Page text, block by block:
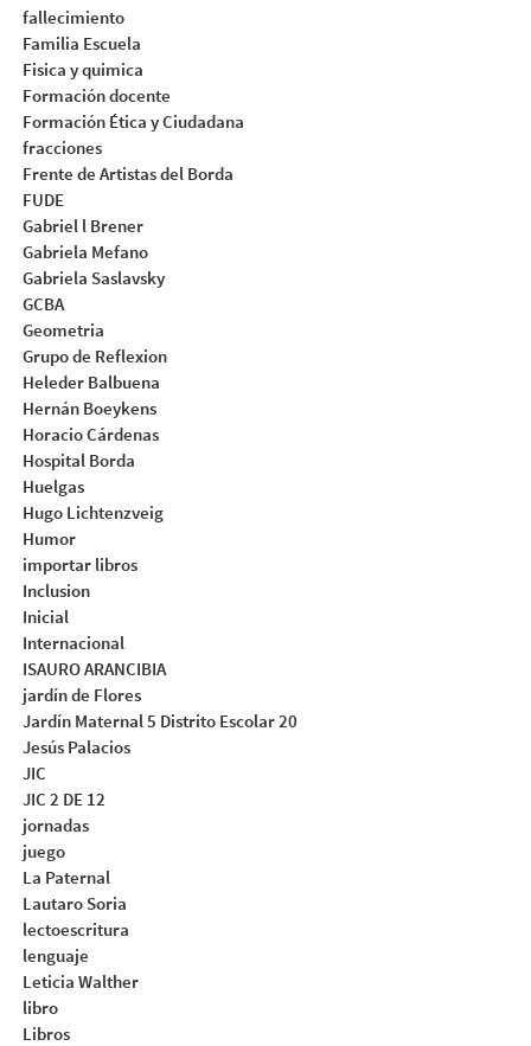
fallecimiento
Familia Escuela
Fisica y quimica
Formación docente
Formación Ética y Ciudadana
fracciones
Frente de Artistas del Borda
FUDE
Gabriel l Brener
Gabriela Mefano
Gabriela Saslavsky
GCBA
Geometria
Grupo de Reflexion
Heleder Balbuena
Hernán Boeykens
Horacio Cárdenas
Hospital Borda
Huelgas
Hugo Lichtenzveig
Humor
importar libros
Inclusion
Inicial
Internacional
ISAURO ARANCIBIA
jardín de Flores
Jardín Maternal 5 Distrito Escolar 20
Jesús Palacios
JIC
JIC 2 DE 12
jornadas
juego
La Paternal
Lautaro Soria
lectoescritura
lenguaje
Leticia Walther
libro
Libros